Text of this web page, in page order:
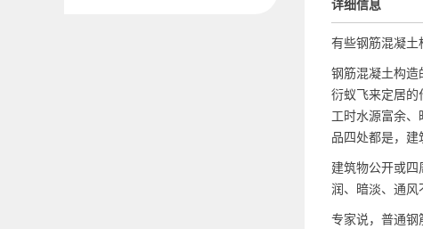
详细信息
有些钢筋混凝土
钢筋混凝土构造
衍蚁飞来定居的
工时水源富余
品四处都是，建
建筑物公开或
润、暗淡、通风
专家说，普通钢